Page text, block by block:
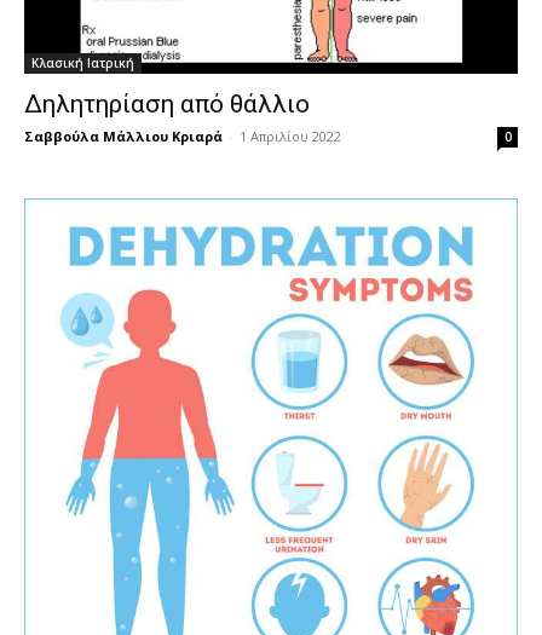
Κλασική Ιατρική
Δηλητηρίαση από θάλλιο
Σαββούλα Μάλλιου Κριαρά - 1 Απριλίου 2022 0